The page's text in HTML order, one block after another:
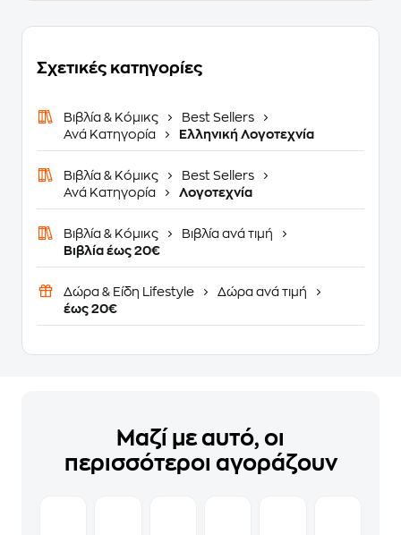
Σχετικές κατηγορίες
Βιβλία & Κόμικς
Best Sellers
Ανά Κατηγορία
Ελληνική Λογοτεχνία
Βιβλία & Κόμικς
Best Sellers
Ανά Κατηγορία
Λογοτεχνία
Βιβλία & Κόμικς
Βιβλία ανά τιμή
Βιβλία έως 20€
Δώρα & Είδη Lifestyle
Δώρα ανά τιμή
έως 20€
Μαζί με αυτό, οι
περισσότεροι αγοράζουν